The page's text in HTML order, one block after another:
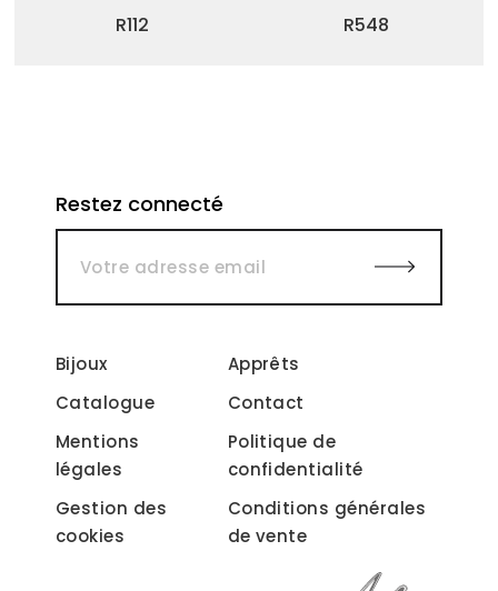
R112 R548
Restez connecté
Bijoux
Catalogue
Mentions
légales
Gestion des
cookies
Apprêts
Contact
Politique de
confidentialité
Conditions générales
de vente